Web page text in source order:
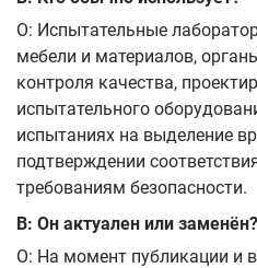
О: Испытательные
мебели и материалов,
контроля качества,
испытательного
испытаниях на выделение
подтверждении
требованиям безопасности.
В: Он актуален или заменён?
О: На момент публикации и